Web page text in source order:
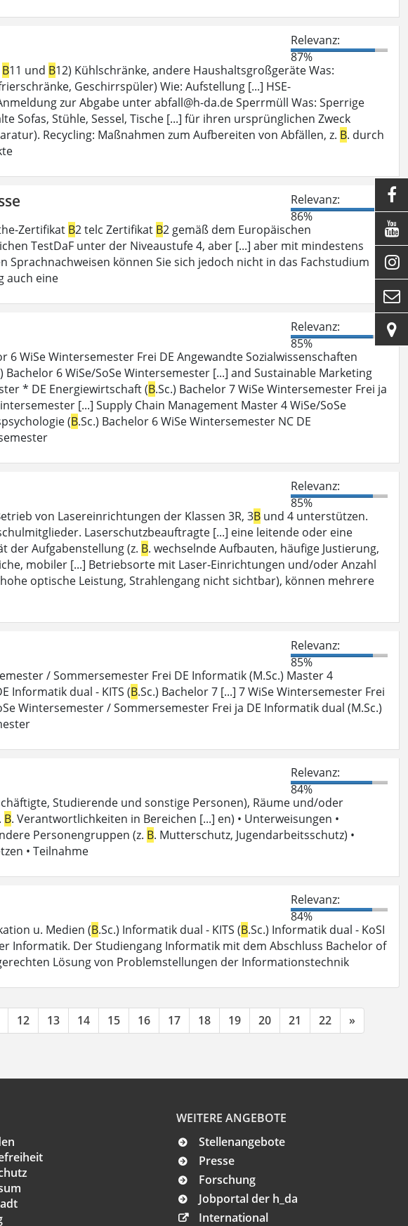
Relevanz:
87%
B11 und B12) Kühlschränke, andere Haushaltsgroßgeräte Was:
Geschirrspüler) Wie: Aufstellung [...] HSE-
zur Abgabe unter abfall@h-da.de Sperrmüll Was: Sperrige
Sofas, Stühle, Sessel, Tische [...] für ihren ursprünglichen Zweck
Recycling: Maßnahmen zum Aufbereiten von Abfällen, z. B. durch
Relevanz:
86%
Zertifikat B2 telc Zertifikat B2 gemäß dem Europäischen
TestDaF unter der Niveaustufe 4, aber [...] aber mit mindestens
Sprachnachweisen können Sie sich jedoch nicht in das Fachstudium
auch eine
Relevanz:
85%
6 WiSe Wintersemester Frei DE Angewandte Sozialwissenschaften
Bachelor 6 WiSe/SoSe Wintersemester [...] and Sustainable Marketing
* DE Energiewirtschaft (B.Sc.) Bachelor 7 WiSe Wintersemester Frei ja
[...] Supply Chain Management Master 4 WiSe/SoSe
(B.Sc.) Bachelor 6 WiSe Wintersemester NC DE
Relevanz:
85%
von Lasereinrichtungen der Klassen 3R, 3B und 4 unterstützen.
Laserschutzbeauftragte [...] eine leitende oder eine
der Aufgabenstellung (z. B. wechselnde Aufbauten, häufige Justierung,
mobiler [...] Betriebsorte mit Laser-Einrichtungen und/oder Anzahl
optische Leistung, Strahlengang nicht sichtbar), können mehrere
Relevanz:
85%
/ Sommersemester Frei DE Informatik (M.Sc.) Master 4
Informatik dual - KITS (B.Sc.) Bachelor 7 [...] 7 WiSe Wintersemester Frei
Wintersemester / Sommersemester Frei ja DE Informatik dual (M.Sc.)
Relevanz:
84%
Studierende und sonstige Personen), Räume und/oder
B. Verantwortlichkeiten in Bereichen [...] en) • Unterweisungen •
Personengruppen (z. B. Mutterschutz, Jugendarbeitsschutz) •
• Teilnahme
Relevanz:
84%
u. Medien (B.Sc.) Informatik dual - KITS (B.Sc.) Informatik dual - KoSI
Informatik. Der Studiengang Informatik mit dem Abschluss Bachelor of
Lösung von Problemstellungen der Informationstechnik
12 13 14 15 16 17 18 19 20 21 22 »
WEITERE ANGEBOTE
Stellenangebote
Presse
Forschung
Jobportal der h_da
International




